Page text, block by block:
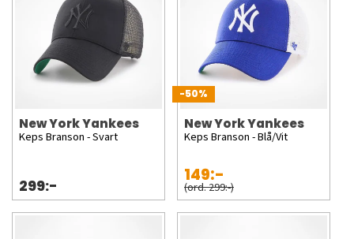
New York Yankees
Keps Branson - Svart
299:-
-50%
New York Yankees
Keps Branson - Blå/Vit
149:-
(ord. 299:-)